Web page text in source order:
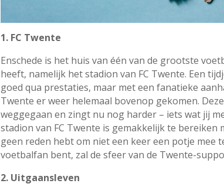
1. FC Twente
Enschede is het huis van één van de grootste
heeft, namelijk het stadion van FC Twente. Een
goed qua prestaties, maar met een fanatieke
Twente er weer helemaal bovenop gekomen.
weggegaan en zingt nu nog harder – iets wat jij
stadion van FC Twente is gemakkelijk te
geen reden hebt om niet een keer een potje mee
voetbalfan bent, zal de sfeer van de Twente-
2. Uitgaansleven